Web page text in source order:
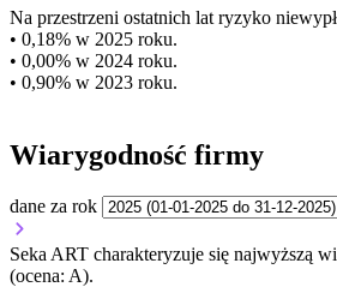
Na przestrzeni ostatnich lat ryzyko
• 0,18% w 2025 roku.
• 0,00% w 2024 roku.
• 0,90% w 2023 roku.
Wiarygodność firmy
dane za rok
Seka ART charakteryzuje się najwyższą
(ocena: A).